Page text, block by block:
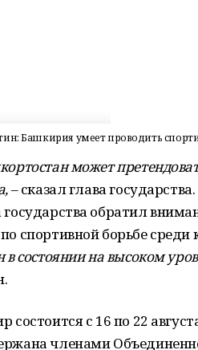
Башкирия умеет проводить
может
– сказал глава государства.
государства обратил
спортивной борьбе среди
в состоянии на высоком
состоится с 16 по 22
членами